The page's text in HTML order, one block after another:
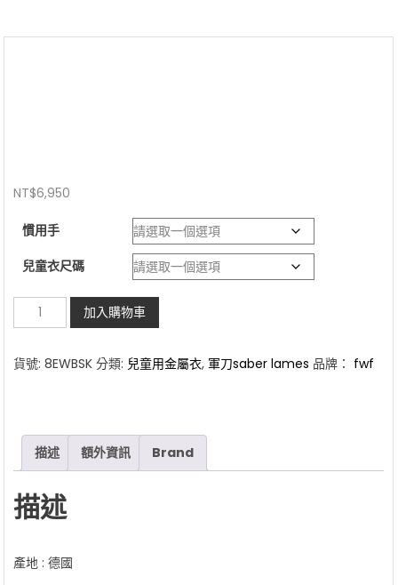
NT$6,950
慣用手
兒童衣尺碼
國
兒
可
軍
電
加入購物車
貨號:8EWBSK 分類: 兒童用金屬衣,軍刀saber lames 品牌： fwf
描述 額外資訊 Brand
描述
產地 : 德國